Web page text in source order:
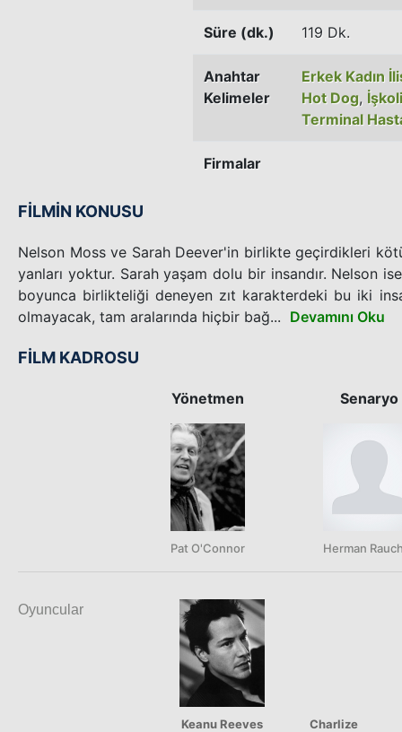
Süre (dk.) 119 Dk.
Anahtar
Kelimeler
Erkek Kadın
Hot Dog,
Terminal
Firmalar
FİLMİN KONUSU
Nelson Moss ve Sarah Deever'in birlikte geçirdikleri
yanları yoktur. Sarah yaşam dolu bir insandır. Nelson
boyunca birlikteliği deneyen zıt karakterdeki bu iki
olmayacak, tam aralarında hiçbir bağ... Devamını Oku
FİLM KADROSU
Yönetmen
Pat O'Connor
Senaryo
Herman
Oyuncular
Keanu Reeves
Charlize